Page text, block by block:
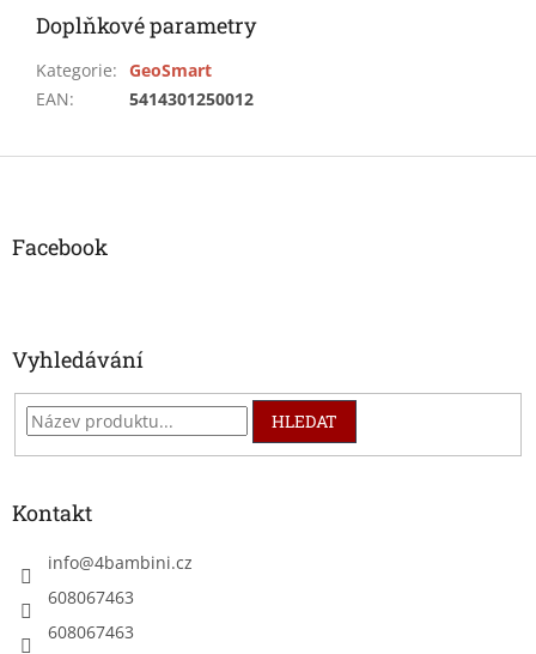
Doplňkové parametry
Kategorie: GeoSmart
EAN: 5414301250012
Z
Facebook
Vyhledávání
HLEDAT
Kontakt
info@4bambini.cz
608067463
608067463